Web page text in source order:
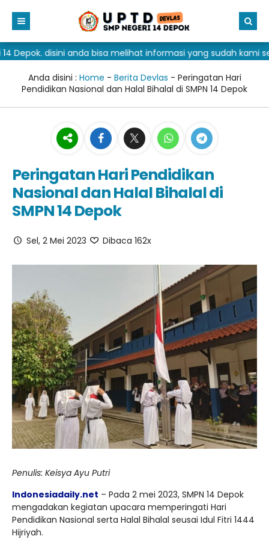
Beranda
Direktori
Berita Devlas
Fasilitas
Ekskul
Prestasi
Editorial
Video
Materi + Tugas
Kedinasan
Dapodik
Eraport Kurtilas
Eraport Kumer
SPMB 2026
SPMB SMA/SMK 2026
SPMB SMP 2026
Download
disini anda bisa melihat informasi yang sudah kami
Anda disini : Home - Berita Devlas - Peringatan Hari
Pendidikan Nasional dan Halal Bihalal di SMPN 14 Depok
Peringatan Hari Pendidikan
Nasional dan Halal Bihalal di
SMPN 14 Depok
Sel, 2 Mei 2023 Dibaca 162x
Penulis: Keisya Ayu Putri
Indonesiadaily.net – Pada 2 mei 2023, SMPN 14 Depok
mengadakan kegiatan upacara memperingati Hari
Pendidikan Nasional serta Halal Bihalal seusai Idul Fitri 1444
Hijriyah.